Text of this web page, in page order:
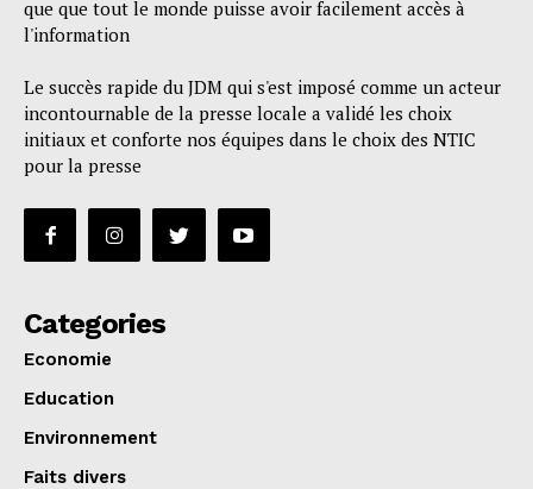
que que tout le monde puisse avoir facilement accès à
l'information
Le succès rapide du JDM qui s'est imposé comme un acteur
incontournable de la presse locale a validé les choix
initiaux et conforte nos équipes dans le choix des NTIC
pour la presse
Categories
Economie
Education
Environnement
Faits divers